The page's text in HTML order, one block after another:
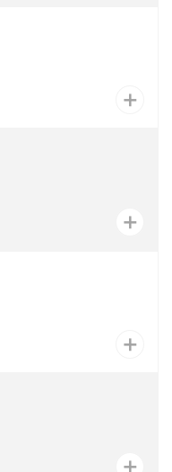
✕
✕
✕
✕